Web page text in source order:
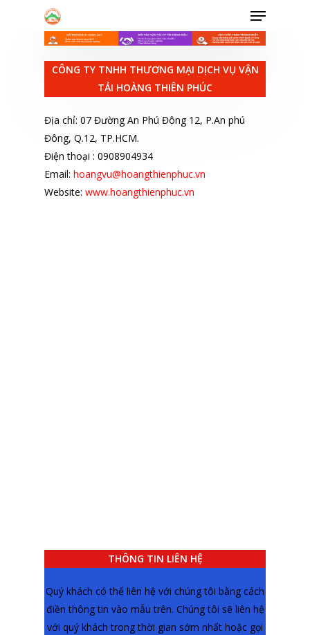
Hit enter to search or ESC to close
CÔNG TY TNHH THƯƠNG MẠI DỊCH VỤ VẬN
TẢI HOÀNG THIÊN PHÚC
Địa chỉ: 07 Đường An Phú Đông 12, P.An phú
Đông, Q.12, TP.HCM.
Điện thoại : 0908904934
Email: hoangvu@hoangthienphuc.vn
Website: www.hoangthienphuc.vn
THÔNG TIN LIÊN HỆ
Quý khách có thể liên hệ với chúng tôi bằng cách
điền thông tin vào mẫu trên. Chúng tôi sẽ liên hệ
với quý khách trong thời gian sớm nhất hoặc gọi